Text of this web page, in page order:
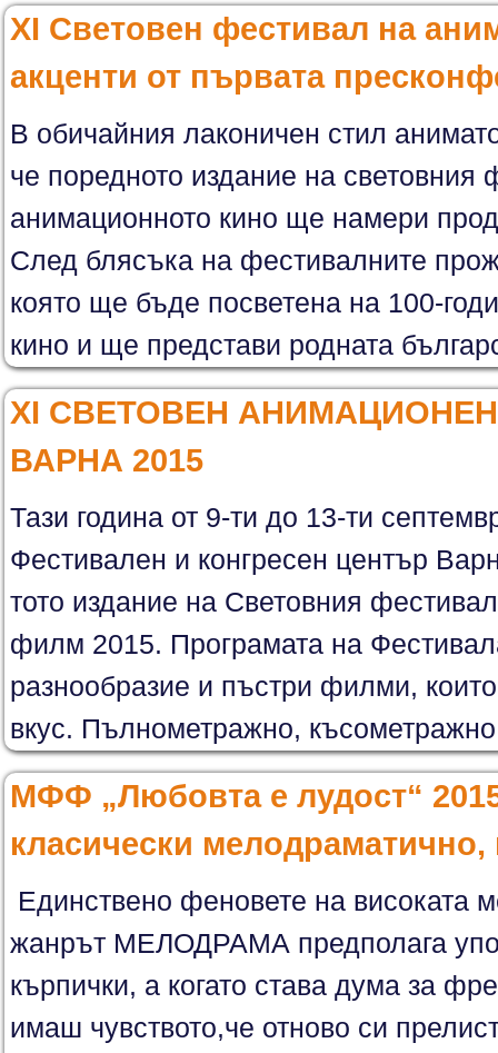
XI Световен фестивал на
акценти от първата
В обичайния лаконичен стил
че поредното издание на световния
анимационното кино ще намери
След блясъка на фестивалните
която ще бъде посветена на 100-
кино и ще представи родната
XI СВЕТОВЕН
ВАРНА 2015
Тази година от 9-ти до 13-ти
Фестивален и конгресен център
тото издание на Световния
филм 2015. Програмата на
разнообразие и пъстри филми,
вкус. Пълнометражно,
МФФ „Любовта е лудост“
класически мелодраматично,
Единствено феновете на високата
жанрът МЕЛОДРАМА предполага
кърпички, а когато става дума за
имаш чувството,че отново си